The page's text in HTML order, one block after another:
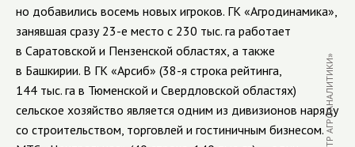
но добавились восемь новых игроков. ГК «Агродинамика»,
занявшая сразу 23-е место с 230 тыс. га работает
в Саратовской и Пензенской областях, а также
в Башкирии. В ГК «Арсиб» (38-я строка рейтинга,
144 тыс. га в Тюменской и Свердловской областях)
сельское хозяйство является одним из дивизионов наряду
со строительством, торговлей и гостиничным бизнесом.